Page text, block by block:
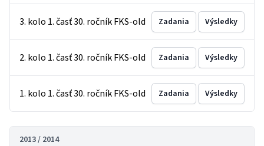
3. kolo 1. časť 30. ročník FKS-old Zadania Výsledky
2. kolo 1. časť 30. ročník FKS-old Zadania Výsledky
1. kolo 1. časť 30. ročník FKS-old Zadania Výsledky
2013 / 2014